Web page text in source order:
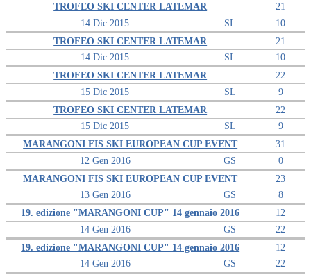
14 Dic 2015
TROFEO SKI CENTER LATEMAR
SL
21
10
14 Dic 2015
TROFEO SKI CENTER LATEMAR
SL
21
10
15 Dic 2015
TROFEO SKI CENTER LATEMAR
SL
22
9
15 Dic 2015
TROFEO SKI CENTER LATEMAR
SL
22
9
12 Gen 2016
MARANGONI FIS SKI EUROPEAN CUP EVENT
GS
31
0
13 Gen 2016
MARANGONI FIS SKI EUROPEAN CUP EVENT
GS
23
8
14 Gen 2016
19. edizione "MARANGONI CUP" 14 gennaio 2016
GS
12
22
14 Gen 2016
19. edizione "MARANGONI CUP" 14 gennaio 2016
GS
12
22